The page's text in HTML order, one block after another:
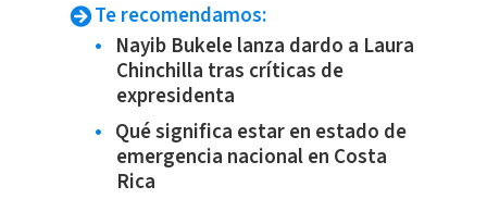
Te recomendamos:
Nayib Bukele lanza dardo a Laura
Chinchilla tras críticas de
expresidenta
Qué significa estar en estado de
emergencia nacional en Costa
Rica